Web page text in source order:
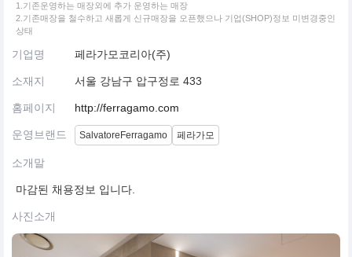
1.기존운영하는 매장외에 추가 운영하는 매장
2.기존매장을 철수하고 새롭게 신규매장을 오픈했으나 기업(SHOP)정보 미변경중인
상태
기업명 페라가모코리아(주)
소재지 서울 강남구 압구정로 433
홈페이지 http://ferragamo.com
운영브랜드 SalvatoreFerragamo 페라가모
소개말
마감된 채용정보 입니다.
사진소개